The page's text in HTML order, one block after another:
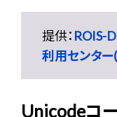
提供： ROIS-
利用センタ
Unicodeコ